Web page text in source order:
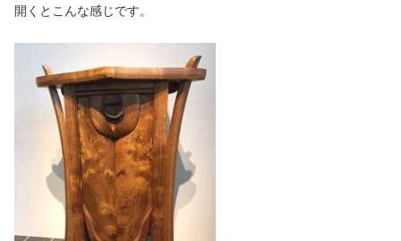
開くとこんな感じです。